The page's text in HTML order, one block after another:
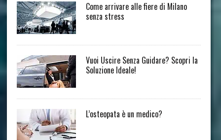
Come arrivare alle fiere di Milano
senza stress
Vuoi Uscire Senza Guidare? Scopri la
Soluzione Ideale!
L’osteopata è un medico?